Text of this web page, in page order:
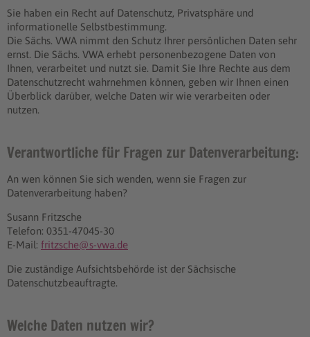
Sie haben ein Recht auf Datenschutz, Privatsphäre und
informationelle Selbstbestimmung.
Die Sächs. VWA nimmt den Schutz Ihrer persönlichen Daten sehr
ernst. Die Sächs. VWA erhebt personenbezogene Daten von
Ihnen, verarbeitet und nutzt sie. Damit Sie Ihre Rechte aus dem
Datenschutzrecht wahrnehmen können, geben wir Ihnen einen
Überblick darüber, welche Daten wir wie verarbeiten oder
nutzen.
Verantwortliche für Fragen zur Datenverarbeitung:
An wen können Sie sich wenden, wenn sie Fragen zur
Datenverarbeitung haben?
Susann Fritzsche
Telefon: 0351-47045-30
E-Mail: fritzsche@s-vwa.de
Die zuständige Aufsichtsbehörde ist der Sächsische
Datenschutzbeauftragte.
Welche Daten nutzen wir?